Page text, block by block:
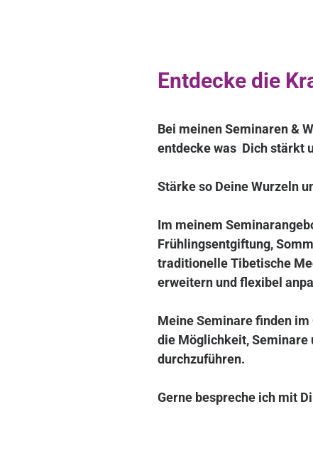
Entdecke die
Bei meinenSeminaren &
entdecke was Dich stärkt
Stärke so Deine Wurzeln
Im meinem
Frühlingsentgiftung,
traditionelle Tibetische
erweitern und flexibel
Meine Seminare finden
die Möglichkeit, Seminare
durchzuführen.
Gerne bespreche ich mit